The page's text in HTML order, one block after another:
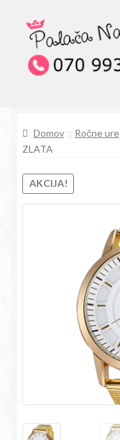
Skip
to
navigation
Skip
to
content
Pogosta vprašanja
Kontakt
Trgovina
Domov Ročne ure
ZLATA
AKCIJA!